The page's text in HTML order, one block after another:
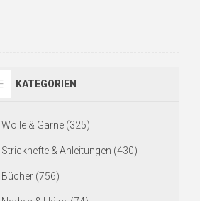
KATEGORIEN
Wolle & Garne (325)
Strickhefte & Anleitungen (430)
Bücher (756)